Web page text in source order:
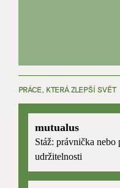
PRÁCE, KTERÁ ZLEPŠÍ SVĚT
mutualus
Stáž: právnička
udržitelnosti